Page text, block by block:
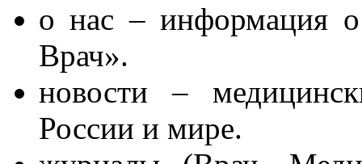
о нас – информация
Врач».
новости –
России и мире.